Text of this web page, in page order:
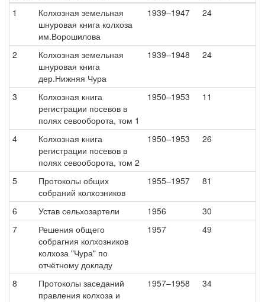
1
Колхозная земельная
шнуровая книга колхоза
им.Ворошилова
1939–1947 24
2
Колхозная земельная
шнуровая книга
дер.Нижняя Чура
1939–1948 24
3
Колхозная книга
регистрации посевов в
полях севооборота, том 1
1950–1953 11
4
Колхозная книга
регистрации посевов в
полях севооборота, том 2
1950–1953 26
5
Протоколы общих
собраний колхозников
1955–1957 81
6 Устав сельхозартели 1956
30
7
Решения общего
собрагния колхозников
колхоза "Чура" по
отчётному докладу
1957 49
8
Протоколы заседаний
правления колхоза и
1957–1958 34